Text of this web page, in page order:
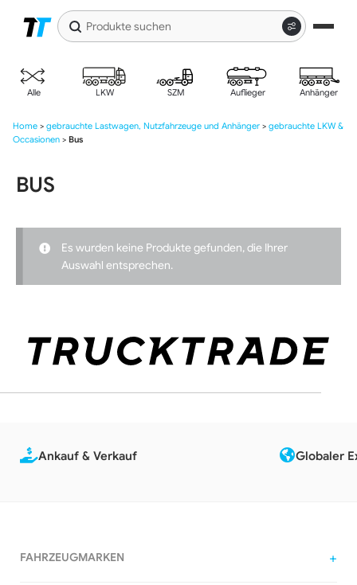
Zur
springen
Zum
springen
Produkte
suchen
Home> gebrauchte Lastwagen, Nutzfahrzeuge und Anhänger> gebrauchte LKW &
Occasionen> Bus
Alle LKW SZM Auflieger Anhänger
BUS
Es wurden keine Produkte gefunden, die Ihrer
Auswahl entsprechen.
Ankauf & Verkauf Globaler
FAHRZEUGMARKEN